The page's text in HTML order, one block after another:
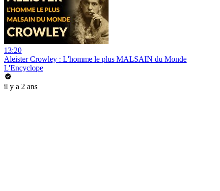
13:20
Aleister Crowley : L'homme le plus MALSAIN du Monde
L'Encyclope
il y a 2 ans